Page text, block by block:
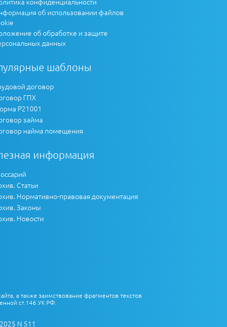
об использовании файлов
об обработке и защите
данных
шаблоны
договор
ГПХ
Р21001
займа
найма помещения
информация
Статьи
Нормативно-правовая документация
Законы
Новости
а также заимствование фрагментов текстов
ст.146 УК РФ.
N 511